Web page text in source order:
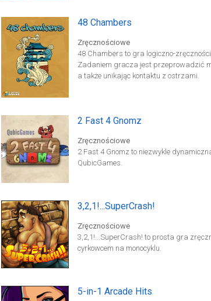
48 Chambers
Zręcznościowe
48 Chambers to gra logiczno-
Zadaniem gracza jest przeprowadzić
a także unikając kontaktu z ostrzami.
2 Fast 4 Gnomz
Zręcznościowe
2 Fast 4 Gnomz to niezwykle
QubicGames.
3,2,1!...SuperCrash!
Zręcznościowe
3,2,1!...SuperCrash! to prosta gra
cyrkowcem na monocyklu.
5-in-1 Arcade Hits